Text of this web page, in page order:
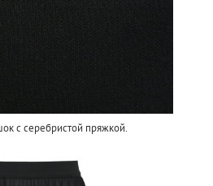
с серебристой пряжкой.